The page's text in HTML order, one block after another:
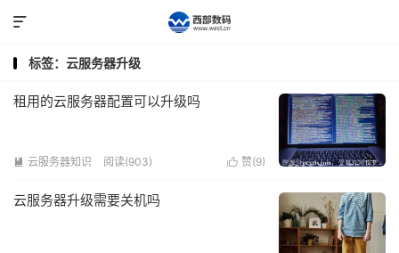

标签：云服务器升级
租用的云服务器配置可以升级吗
 云服务器知识 阅读(903)  赞(9)
云服务器升级需要关机吗